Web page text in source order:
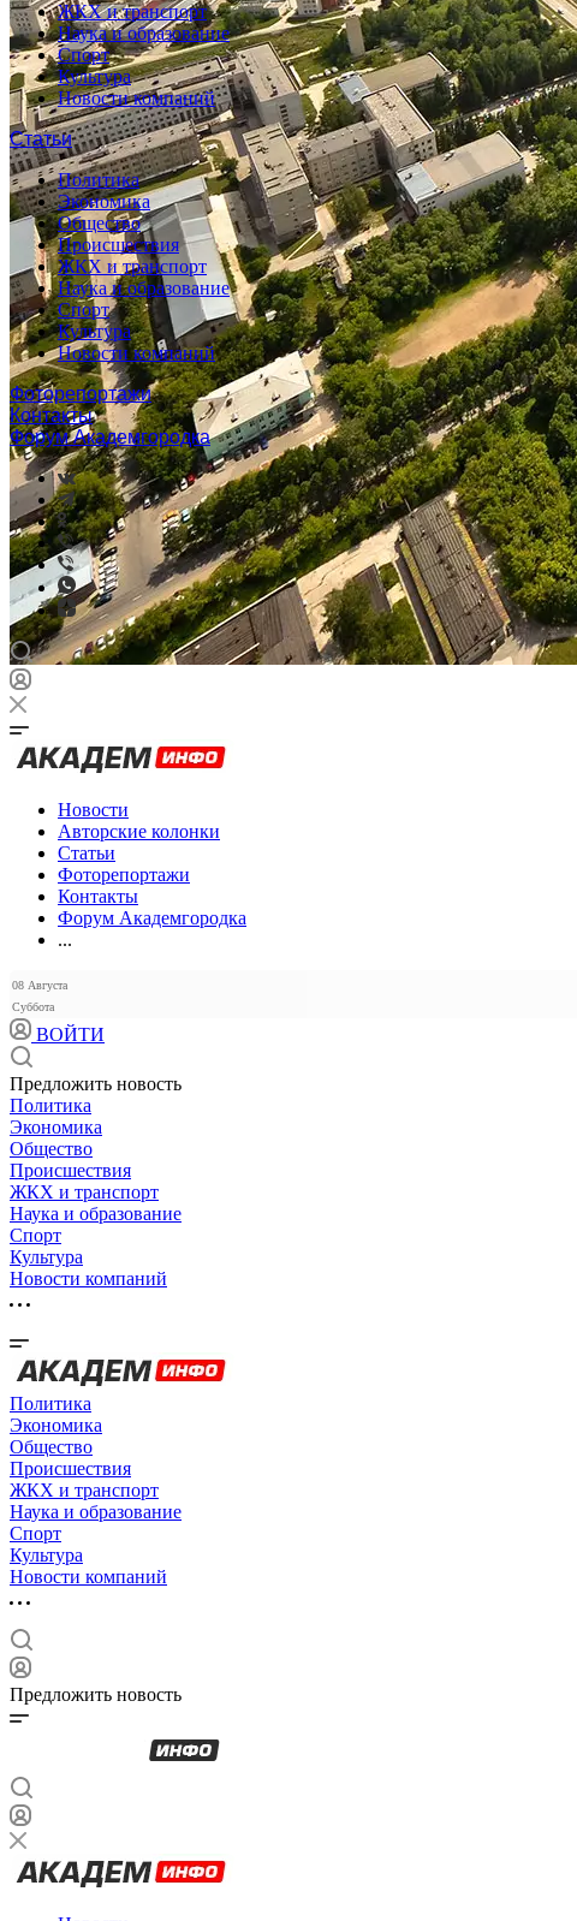
ЖКХ и транспорт
Наука и образование
Спорт
Культура
Новости компаний
Статьи
Политика
Экономика
Общество
Происшествия
ЖКХ и транспорт
Наука и образование
Спорт
Культура
Новости компаний
Фоторепортажи
Контакты
Форум Академгородка
Новости
Авторские колонки
Статьи
Фоторепортажи
Контакты
Форум Академгородка
...
08 Августа
Суббота
ВОЙТИ
Предложить новость
Политика
Экономика
Общество
Происшествия
ЖКХ и транспорт
Наука и образование
Спорт
Культура
Новости компаний
Политика
Экономика
Общество
Происшествия
ЖКХ и транспорт
Наука и образование
Спорт
Культура
Новости компаний
Предложить новость